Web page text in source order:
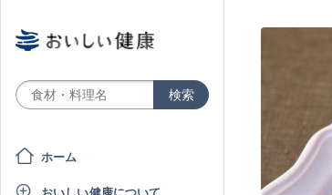
ホーム